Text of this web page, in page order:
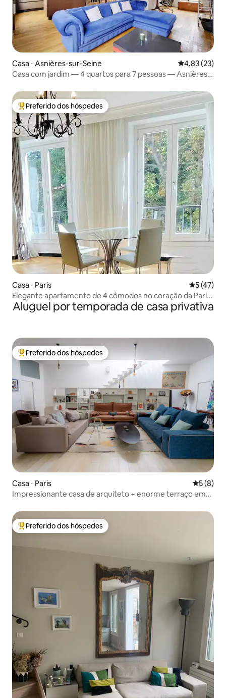
Casa ⋅ Asnières-sur-Seine 4,83 de uma
4,83 (23)
Casa com jardim — 4 quartos para 7 pessoas — Asnières-
Entre os melhores preferidos dos hóspedes
Preferido dos hóspedes
Casa ⋅ Paris 5 de uma
5 (47)
Elegante apartamento de 4 cômodos no coração da Paris
artística
Aluguel por temporada de casa privativa
Entre os melhores preferidos dos hóspedes
Preferido dos hóspedes
Casa ⋅ Paris 5 de
5 (8)
Impressionante casa de arquiteto + enorme terraço em
Entre os melhores preferidos dos hóspedes
Preferido dos hóspedes